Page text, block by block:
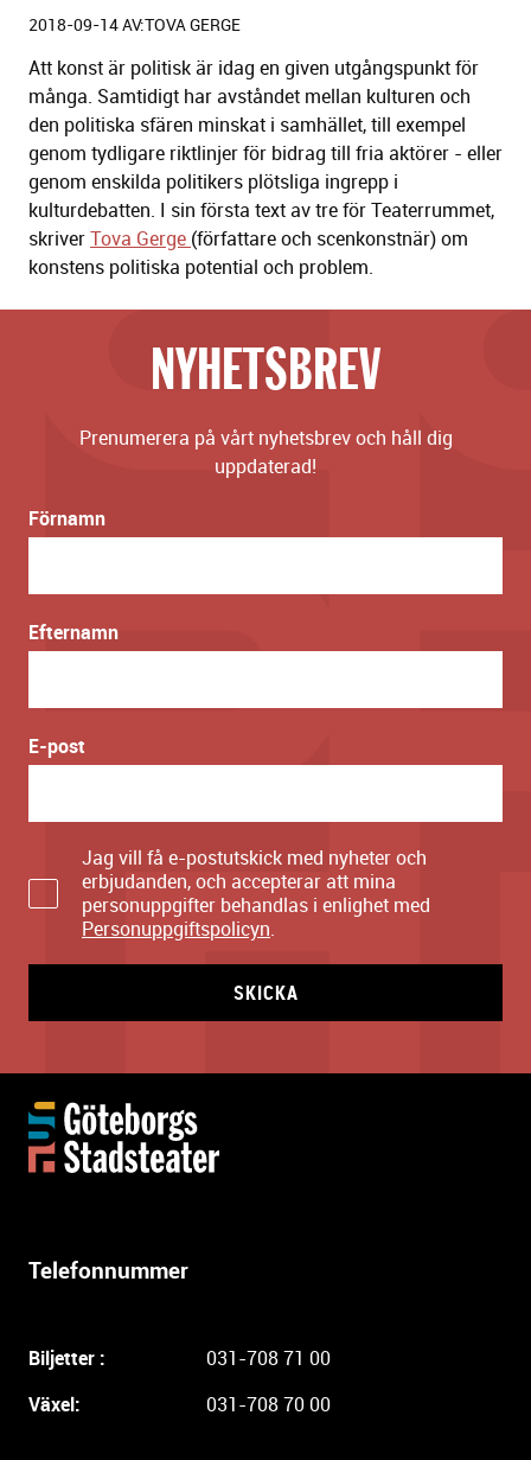
2018-09-14 AV:TOVA GERGE
Att konst är politisk är idag en given utgångspunkt för
många. Samtidigt har avståndet mellan kulturen och
den politiska sfären minskat i samhället, till exempel
genom tydligare riktlinjer för bidrag till fria aktörer - eller
genom enskilda politikers plötsliga ingrepp i
kulturdebatten. I sin första text av tre för Teaterrummet,
skriverTova Gerge (författare och scenkonstnär) om
konstens politiska potential och problem.
NYHETSBREV
Prenumerera på vårt nyhetsbrev och håll dig
uppdaterad!
Förnamn
Efternamn
E-post
Jag vill få e-postutskick med nyheter och
erbjudanden, och accepterar att mina
personuppgifter behandlas i enlighet med
Personuppgiftspolicyn.
SKICKA
Telefonnummer
Biljetter :
031-708 71 00
Växel:
031-708 70 00